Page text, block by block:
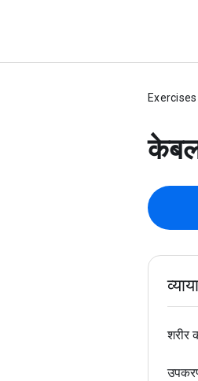
Exercises
शरीर